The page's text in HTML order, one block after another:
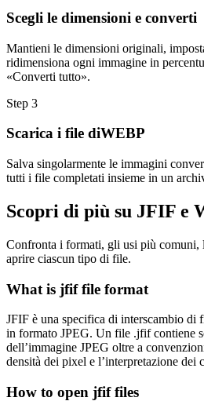
Scegli le dimensioni e converti
Mantieni le dimensioni originali,
ridimensiona ogni immagine in
«Converti tutto».
Step 3
Scarica i file diWEBP
Salva singolarmente le immagini
tutti i file completati insieme in un
Scopri di più su JFIF e
Confronta i formati, gli usi più comuni,
aprire ciascun tipo di file.
What is jfif file format
JFIF è una specifica di interscambio di
in formato JPEG. Un file .jfif contiene
dell’immagine JPEG oltre a
densità dei pixel e l’interpretazione dei
How to open jfif files